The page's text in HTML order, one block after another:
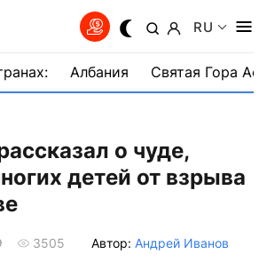
RU
Албания Святая Гора
о чуде,
детей от взрыва
3505 Автор: Андрей Иванов